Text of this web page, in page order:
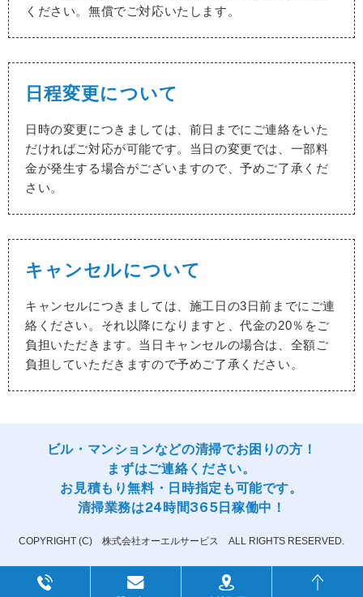
ください。無償でご対応いたします。
日程変更について
日時の変更につきましては、前日までにご連絡をいた
だければご対応が可能です。 当日の変更では、一部料
金が発生する場合がございますので、予めご了承くだ
さい。
キャンセルについて
キャンセルにつきましては、施工日の3日前までにご連
絡ください。 それ以降になりますと、代金の20％をご
負担いただきます。 当日キャンセルの場合は、全額ご
負担していただきますので予めご了承ください。
ビル・マンションなどの清掃でお困りの方！
まずはご連絡ください。
お見積もり無料・日時指定も可能です。
清掃業務は24時間365日稼働中！
COPYRIGHT (C) 株式会社オーエルサービス ALL RIGHTS RESERVED.